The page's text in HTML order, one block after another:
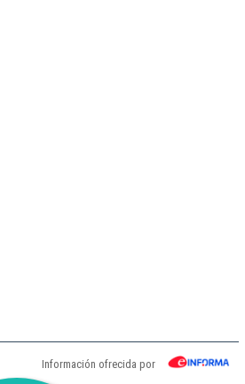
Información ofrecida por